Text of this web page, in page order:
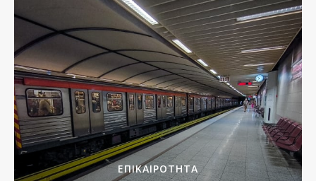
ΕΠΙΚΑΙΡΌΤΗΤΑ